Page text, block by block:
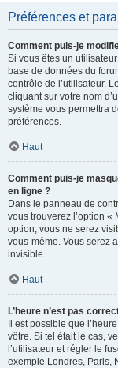
Préférences et
Comment puis-je
Si vous êtes un
base de données du
contrôle de l’utilisateur.
cliquant sur votre nom
système vous permettra
préférences.
Haut
Comment puis-je
en ligne ?
Dans le panneau de
vous trouverez l’option «
option, vous ne serez
vous-même. Vous serez
invisible.
Haut
L’heure n’est pas
Il est possible que
vôtre. Si tel était le cas,
l’utilisateur et régler le
exemple Londres, Paris,